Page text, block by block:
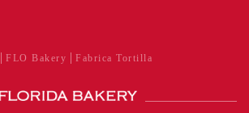
FLO Bakery Fabrica Tortilla